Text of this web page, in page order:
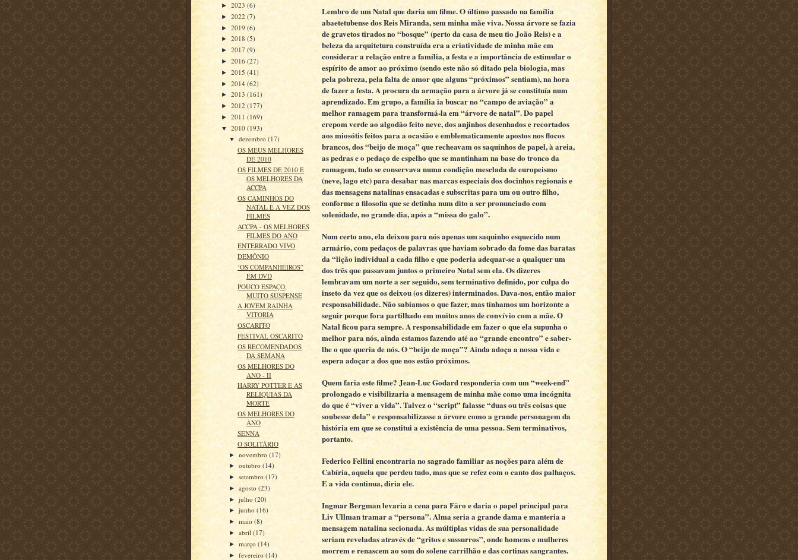
► 2023 (6)
► 2022 (7)
► 2019 (6)
► 2018 (5)
► 2017 (9)
► 2016 (27)
► 2015 (41)
► 2014 (62)
► 2013 (161)
► 2012 (177)
► 2011 (169)
▼ 2010 (193)
▼dezembro(17)
OS MEUS MELHORES
DE 2010
OS FILMES DE 2010 E
OS MELHORES DA
ACCPA
OS CAMINHOS DO
NATAL E A VEZ DOS
FILMES
ACCPA - OS MELHORES
FILMES DO ANO
ENTERRADO VIVO
DEMÔNIO
‘OS COMPANHEIROS”
EM DVD
POUCO ESPAÇO,
MUITO SUSPENSE
A JOVEM RAINHA
VITORIA
OSCARITO
FESTIVAL OSCARITO
OS RECOMENDADOS
DA SEMANA
OS MELHORES DO
ANO - II
HARRY POTTER E AS
RELIQUIAS DA
MORTE
OS MELHORES DO
ANO
SENNA
O SOLITÁRIO
►novembro(17)
►outubro(14)
►setembro(17)
►agosto(23)
►julho(20)
►junho(16)
►maio(8)
►abril(17)
►março(14)
►fevereiro(14)
Lembro de um Natal que daria um filme. O último passado na família
abaetetubense dos Reis Miranda, sem minha mãe viva. Nossa árvore se fazia
de gravetos tirados no “bosque” (perto da casa de meu tio João Reis) e a
beleza da arquitetura construída era a criatividade de minha mãe em
considerar a relação entre a família, a festa e a importância de estimular o
espírito de amor ao próximo (sendo este não só ditado pela biologia, mas
pela pobreza, pela falta de amor que alguns “próximos” sentiam), na hora
de fazer a festa. A procura da armação para a árvore já se constituía num
aprendizado. Em grupo, a família ia buscar no “campo de aviação” a
melhor ramagem para transformá-la em “árvore de natal”. Do papel
crepom verde ao algodão feito neve, dos anjinhos desenhados e recortados
aos miosótis feitos para a ocasião e emblematicamente apostos nos flocos
brancos, dos “beijo de moça” que recheavam os saquinhos de papel, à areia,
as pedras e o pedaço de espelho que se mantinham na base do tronco da
ramagem, tudo se conservava numa condição mesclada de europeismo
(neve, lago etc) para desabar nas marcas especiais dos docinhos regionais e
das mensagens natalinas ensacadas e subscritas para um ou outro filho,
conforme a filosofia que se detinha num dito a ser pronunciado com
solenidade, no grande dia, após a “missa do galo”.
Num certo ano, ela deixou para nós apenas um saquinho esquecido num
armário, com pedaços de palavras que haviam sobrado da fome das baratas
da “lição individual a cada filho e que poderia adequar-se a qualquer um
dos três que passavam juntos o primeiro Natal sem ela. Os dizeres
lembravam um norte a ser seguido, sem terminativo definido, por culpa do
inseto da vez que os deixou (os dizeres) interminados. Dava-nos, então maior
responsabilidade. Não sabíamos o que fazer, mas tínhamos um horizonte a
seguir porque fora partilhado em muitos anos de convívio com a mãe. O
Natal ficou para sempre. A responsabilidade em fazer o que ela supunha o
melhor para nós, ainda estamos fazendo até ao “grande encontro” e saber-
lhe o que queria de nós. O “beijo de moça”? Ainda adoça a nossa vida e
espera adoçar a dos que nos estão próximos.
Quem faria este filme? Jean-Luc Godard responderia com um “week-end”
prolongado e visibilizaria a mensagem de minha mãe como uma incógnita
do que é “viver a vida”. Talvez o “script” falasse “duas ou três coisas que
soubesse dela” e responsabilizasse a árvore como a grande personagem da
história em que se constitui a existência de uma pessoa. Sem terminativos,
portanto.
Federico Fellini encontraria no sagrado familiar as noções para além de
Cabíria, aquela que perdeu tudo, mas que se refez com o canto dos palhaços.
E a vida continua, diria ele.
Ingmar Bergman levaria a cena para Färo e daria o papel principal para
Liv Ullman tramar a “persona”. Alma seria a grande dama e manteria a
mensagem natalina secionada. As múltiplas vidas de sua personalidade
seriam reveladas através de “gritos e sussurros”, onde homens e mulheres
morrem e renascem ao som do solene carrilhão e das cortinas sangrantes.